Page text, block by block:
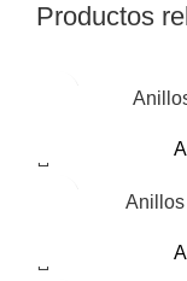
Productos
Anillos